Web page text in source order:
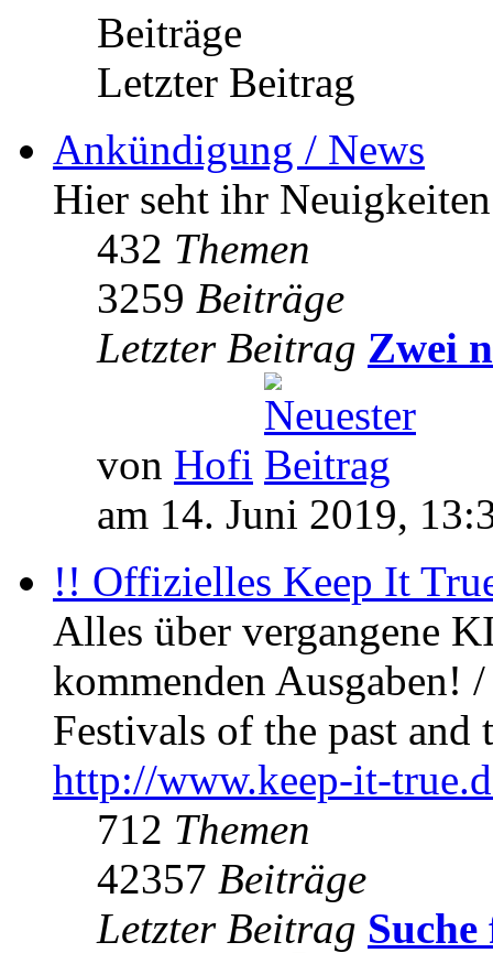
Beiträge
Letzter Beitrag
Ankündigung / News
Hier seht ihr
432 Themen
3259 Beiträge
Letzter Beitrag Zwei
von Hofi
am 14. Juni 2019,
!! Offizielles Keep It
Alles über vergangene
kommenden Ausgaben!
Festivals of the past
http://www.keep-it-
712 Themen
42357 Beiträge
Letzter Beitrag